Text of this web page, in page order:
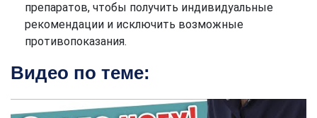
препаратов, чтобы получить индивидуальные
рекомендации и исключить возможные
противопоказания.
Видео по теме: